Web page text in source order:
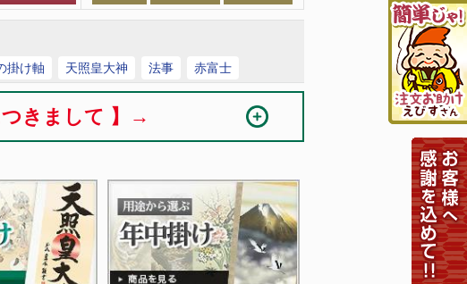
掛け軸 天照皇大神 法事 赤富士
つきまして 】→